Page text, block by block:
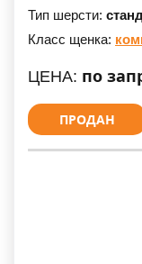
Тип шерсти:
Класс щенка:
ЦЕНА: по
ПРОДАН